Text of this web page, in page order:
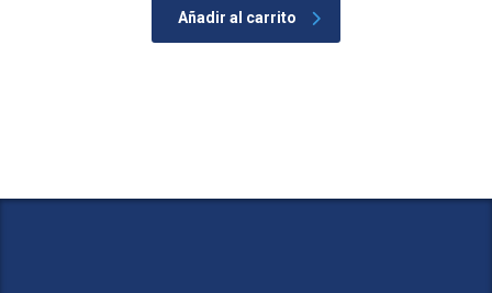
Añadir al carrito